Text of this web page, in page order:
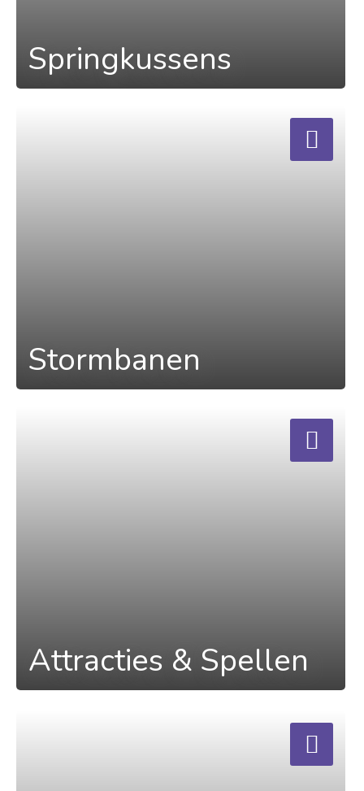
Springkussens
Stormbanen
Attracties & Spellen